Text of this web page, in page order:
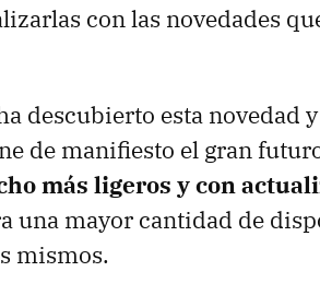
con las novedades
descubierto esta novedad
de manifiesto el gran
más ligeros y con
una mayor cantidad de
mismos.